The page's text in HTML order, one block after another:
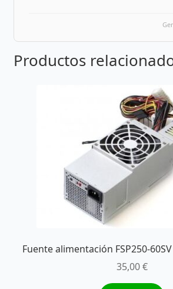
Productos
Fuente alimentación FSP250-
35,00€